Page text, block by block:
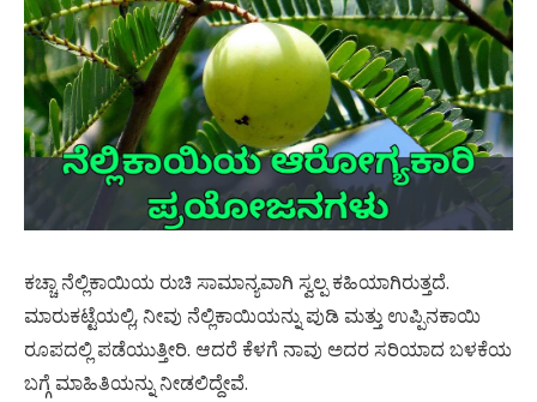
ಕಚ್ಚಾ ನೆಲ್ಲಿಕಾಯಿಯ ರುಚಿ ಸಾಮಾನ್ಯವಾಗಿ ಸ್ವಲ್ಪ ಕಹಿಯಾಗಿರುತ್ತದೆ.
ಮಾರುಕಟ್ಟೆಯಲ್ಲಿ, ನೀವು ನೆಲ್ಲಿಕಾಯಿಯನ್ನು ಪುಡಿ ಮತ್ತು ಉಪ್ಪಿನಕಾಯಿ
ರೂಪದಲ್ಲಿ ಪಡೆಯುತ್ತೀರಿ. ಆದರೆ ಕೆಳಗೆ ನಾವು ಅದರ ಸರಿಯಾದ ಬಳಕೆಯ
ಬಗ್ಗೆ ಮಾಹಿತಿಯನ್ನು ನೀಡಲಿದ್ದೇವೆ.